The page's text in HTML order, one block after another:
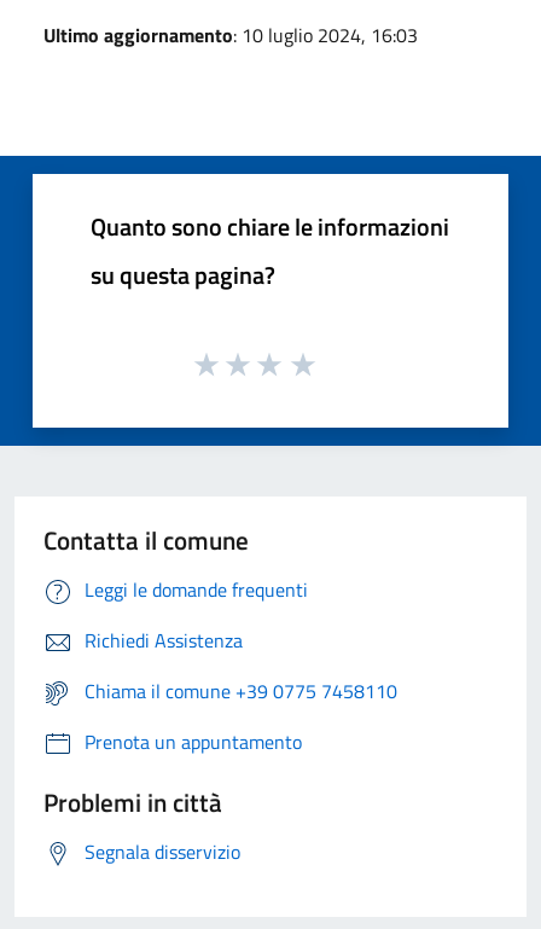
Ultimo aggiornamento: 10 luglio 2024, 16:03
Quanto sono chiare le informazioni
su questa pagina?
Contatta il comune
Leggi le domande frequenti
Richiedi Assistenza
Chiama il comune +39 0775 7458110
Prenota un appuntamento
Problemi in città
Segnala disservizio